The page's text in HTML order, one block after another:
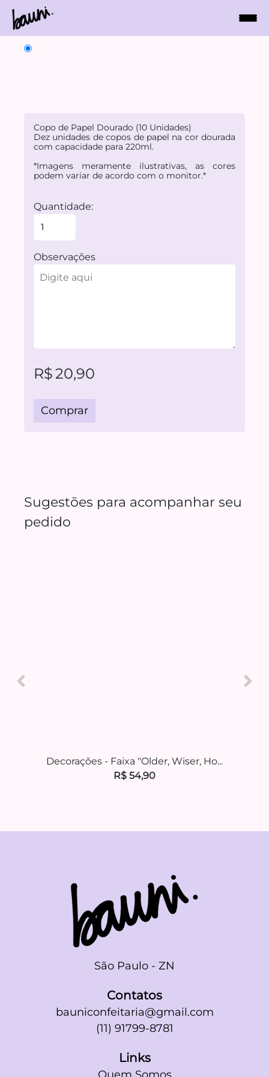
Copo de Papel Dourado (10 Unidades)
Dez unidades de copos de papel na cor dourada
com capacidade para 220ml.
*Imagens meramente ilustrativas, as cores
podem variar de acordo com o monitor.*
Quantidade:
Observações
R$20,90
Comprar
Sugestões para acompanhar seu
pedido
Decorações - Faixa "Older, Wiser, Ho...
R$ 54,90
São Paulo - ZN
Contatos
bauniconfeitaria@gmail.com
(11) 91799-8781
Links